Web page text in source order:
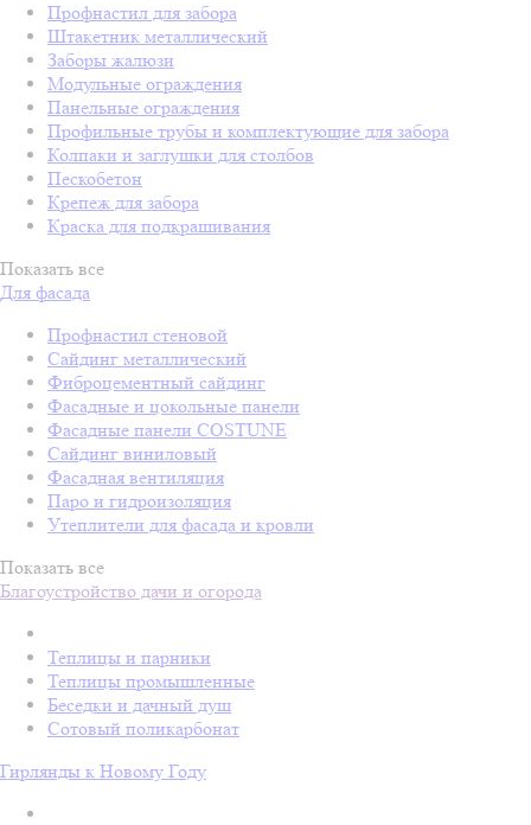
Профнастил для забора
Штакетник металлический
Заборы жалюзи
Модульные ограждения
Панельные ограждения
Профильные трубы и комплектующие для забора
Колпаки и заглушки для столбов
Пескобетон
Крепеж для забора
Краска для подкрашивания
Показать все
Для фасада
Профнастил стеновой
Сайдинг металлический
Фиброцементный сайдинг
Фасадные и цокольные панели
Фасадные панели COSTUNE
Сайдинг виниловый
Фасадная вентиляция
Паро и гидроизоляция
Утеплители для фасада и кровли
Показать все
Благоустройство дачи и огорода
Теплицы и парники
Теплицы промышленные
Беседки и дачный душ
Сотовый поликарбонат
Гирлянды к Новому Году